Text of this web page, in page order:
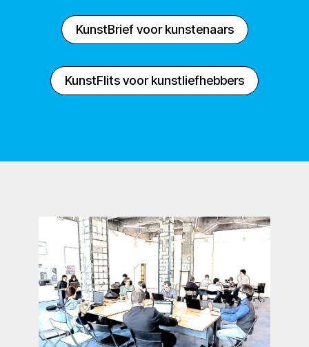
KunstBrief voor kunstenaars
KunstFlits voor kunstliefhebbers